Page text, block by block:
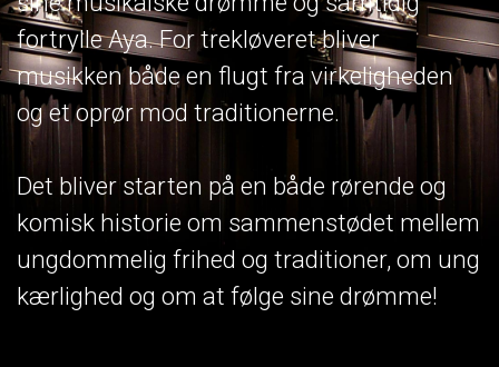
fortrylle Aya. For trekløveret bliver
musikken både en flugt fra virkeligheden
og et oprør mod traditionerne.
Det bliver starten på en både rørende og
komisk historie om sammenstødet mellem
ungdommelig frihed og traditioner, om ung
kærlighed og om at følge sine drømme!